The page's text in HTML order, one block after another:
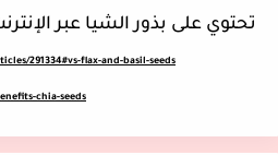
تحتوي على بذور الشيا عبر
291334#vs-flax-and-basil-seeds
chia-seeds